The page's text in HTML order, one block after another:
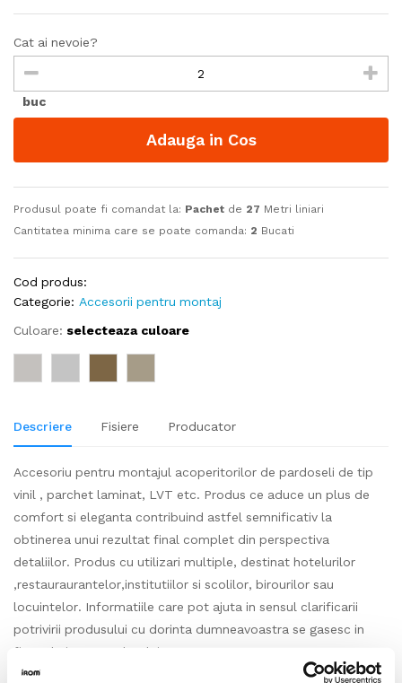
Cat ai nevoie?
buc
Adauga in Cos
Produsul poate fi comandat la: Pachet de 27 Metri liniari
Cantitatea minima care se poate comanda: 2 Bucati
Cod produs:
Categorie: Accesorii pentru montaj
Culoare: selecteaza culoare
Descriere Fisiere Producator
Accesoriu pentru montajul acoperitorilor de pardoseli de tip
vinil , parchet laminat, LVT etc. Produs ce aduce un plus de
comfort si eleganta contribuind astfel semnificativ la
obtinerea unui rezultat final complet din perspectiva
detaliilor. Produs cu utilizari multiple, destinat hotelurilor
,restauraurantelor,institutiilor si scolilor, birourilor sau
locuintelor. Informatiile care pot ajuta in sensul clarificarii
potrivirii produsului cu dorinta dumneavoastra se gasesc in
fisa tehnica a produsului.